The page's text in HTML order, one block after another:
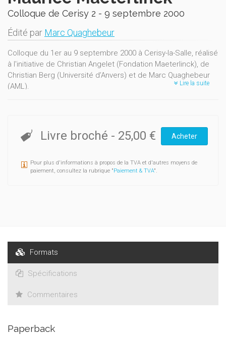
Colloque de Cerisy 2 - 9 septembre 2000
Édité par Marc Quaghebeur
Colloque du 1er au 9 septembre 2000 à Cerisy-la-Salle, réalisé
à l'initiative de Christian Angelet (Fondation Maeterlinck), de
Christian Berg (Université d’Anvers) et de Marc Quaghebeur
(AML).
Fontainas) et un témoignage de Pierre Debauche.
Lire la suite
Livre broché - 25,00 € Acheter
Pour plus d'informations à propos de la TVA et d'autres moyens de
paiement, consultez la rubrique "Paiement & TVA".
Formats
Spécifications
Commentaires
Paperback